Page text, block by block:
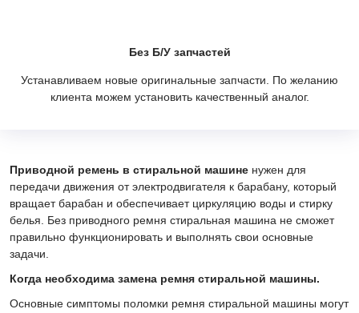
Без Б/У запчастей
Устанавливаем новые оригинальные запчасти. По желанию
клиента можем установить качественный аналог.
Приводной ремень в стиральной машине нужен для
передачи движения от электродвигателя к барабану, который
вращает барабан и обеспечивает циркуляцию воды и стирку
белья. Без приводного ремня стиральная машина не сможет
правильно функционировать и выполнять свои основные
задачи.
Когда необходима замена ремня стиральной машины.
Основные симптомы поломки ремня стиральной машины могут